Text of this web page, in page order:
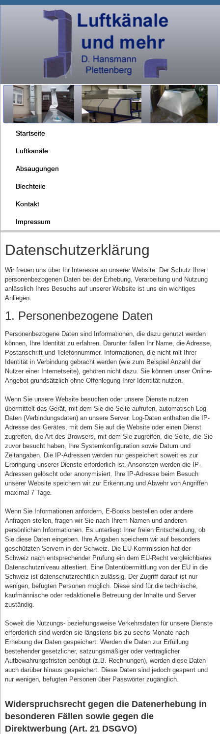
Startseite
Luftkanäle
Absaugungen
Blechteile
Kontakt
Impressum
Datenschutzerklärung
Wir freuen uns über Ihr Interesse an unserer Website. Der Schutz Ihrer
personenbezogenen Daten bei der Erhebung, Verarbeitung und Nutzung
anlässlich Ihres Besuchs auf unserer Website ist uns ein wichtiges
Anliegen.
1. Personenbezogene Daten
Personenbezogene Daten sind Informationen, die dazu genutzt werden
können, Ihre Identität zu erfahren. Darunter fallen Ihr Name, die Adresse,
Postanschrift und Telefonnummer. Informationen, die nicht mit Ihrer
Identität in Verbindung gebracht werden (wie zum Beispiel Anzahl der
Nutzer einer Internetseite), gehören nicht dazu. Sie können unser Online-
Angebot grundsätzlich ohne Offenlegung Ihrer Identität nutzen.
Wenn Sie unsere Website besuchen oder unsere Dienste nutzen
übermittelt das Gerät, mit dem Sie die Seite aufrufen, automatisch Log-
Daten (Verbindungsdaten) an unsere Server. Log-Daten enthalten die IP-
Adresse des Gerätes, mit dem Sie auf die Website oder einen Dienst
zugreifen, die Art des Browsers, mit dem Sie zugreifen, die Seite, die Sie
zuvor besucht haben, Ihre Systemkonfiguration sowie Datum und
Zeitangaben. Die IP-Adressen werden nur gespeichert soweit es zur
Erbringung unserer Dienste erforderlich ist. Ansonsten werden die IP-
Adressen gelöscht oder anonymisiert. Ihre IP-Adresse beim Besuch
unserer Website speichern wir zur Erkennung und Abwehr von Angriffen
maximal 7 Tage.
Wenn Sie Informationen anfordern, E-Books bestellen oder andere
Anfragen stellen, fragen wir Sie nach Ihrem Namen und anderen
persönlichen Informationen. Es unterliegt Ihrer freien Entscheidung, ob
Sie diese Daten eingeben. Ihre Angaben speichern wir auf besonders
geschützten Servern in der Schweiz. Die EU-Kommission hat der
Schweiz nach entsprechender Prüfung ein dem EU-Recht vergleichbares
Datenschutzniveau attestiert. Eine Datenübermittlung von der EU in die
Schweiz ist datenschutzrechtlich zulässig. Der Zugriff darauf ist nur
wenigen, befugten Personen möglich. Diese sind für die technische,
kaufmännische oder redaktionelle Betreuung der Inhalte und Server
zuständig.
Soweit die Nutzungs- beziehungsweise Verkehrsdaten für unsere Dienste
erforderlich sind werden sie längstens bis zu sechs Monate nach
Erhebung der Daten gespeichert. Werden die Daten zur Erfüllung
bestehender gesetzlicher, satzungsmäßiger oder vertraglicher
Aufbewahrungsfristen benötigt (z.B. Rechnungen), werden diese Daten
auch darüber hinaus gespeichert. Diese Daten sind jedoch gesperrt und
nur wenigen, befugten Personen über Passwörter zugänglich.
Widerspruchsrecht gegen die Datenerhebung in
besonderen Fällen sowie gegen die
Direktwerbung (Art. 21 DSGVO)